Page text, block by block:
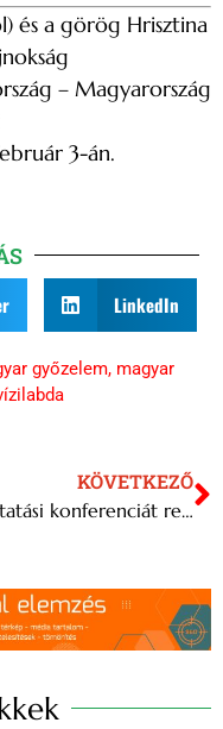
és a görög Hrisztina
– Magyarország
3-án.
LinkedIn
győzelem, magyar
KÖVETKEZŐ
Űrkutatási konferenciát rendeznek februárban Budapesten